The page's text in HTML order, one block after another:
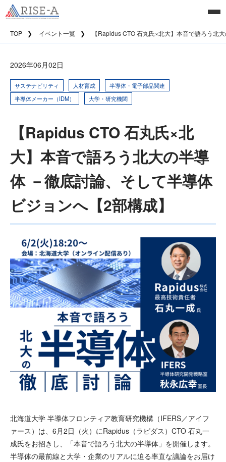
TOP イベント一覧 【Rapidus CTO 石丸氏×北大】本音で語ろう北
2026年06月02日
サステナビリティ 人材育成
半導体・電子部品関連
半導体メーカー（IDM）
大学・研究機関
【Rapidus CTO 石丸氏×北
大】本音で語ろう北大の半導
体 －徹底討論、そして半導体
ビジョンへ【2部構成】
北海道大学 半導体フロンティア教育研究機構（IFERS／アイフ
ァース）は、6月2日（火）にRapidus（ラピダス）CTO 石丸一
成氏をお招きし、「本音で語ろう北大の半導体」を開催します。
半導体の最前線と大学・企業のリアルに迫る率直な議論をお届け